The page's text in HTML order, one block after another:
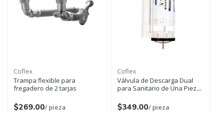
Coflex
Trampa flexible para
fregadero de 2 tarjas
$269.00/ pieza
Coflex
Válvula de Descarga Dual
para Sanitario de Una Pieza
con Descarga de 50 mm (2")
$349.00/ pieza